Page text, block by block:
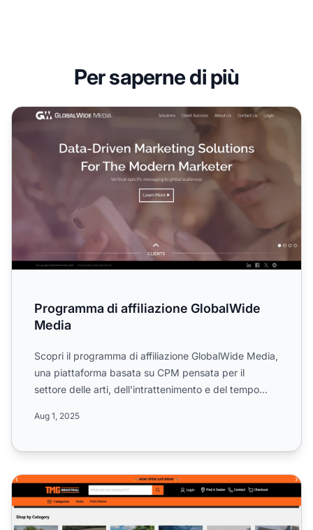
Per saperne di più
Programma di affiliazione GlobalWide Media
Programma di affiliazione GlobalWide
Media
Scopri il programma di affiliazione GlobalWide Media,
una piattaforma basata su CPM pensata per il
settore delle arti, dell'intrattenimento e del tempo
Aug 1, 2025
Programma di Affiliazione TMG Industrial